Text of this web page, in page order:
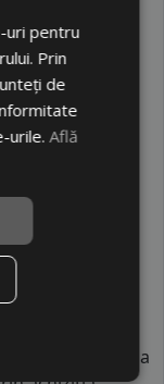
Ishibashi, este
și unul
120.000 de
de fabrici,
motociclete.
precum
—,
Run-Flat, ce
se
și
monitorizare a
uri pentru
Prin
de
urile.Află